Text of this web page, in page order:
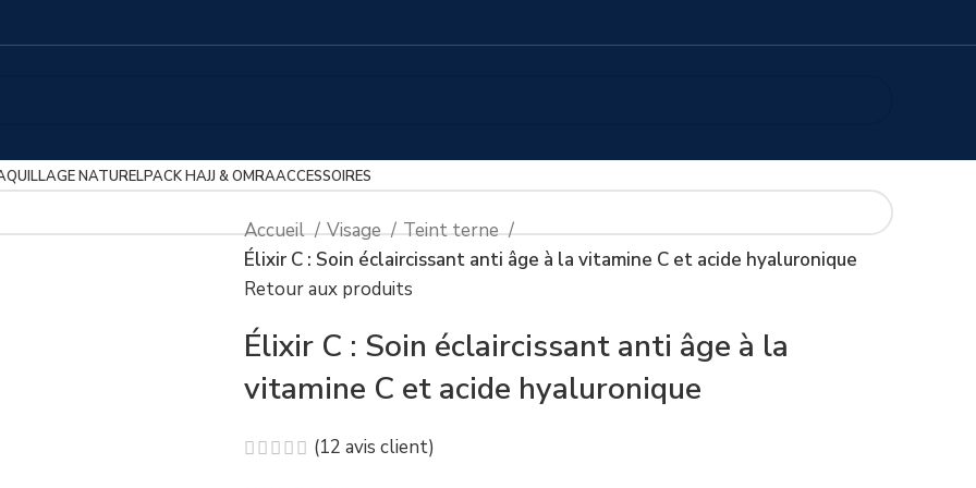
NATURELPACK HAJJ & OMRAACCESSOIRES
Accueil Visage
Teint terne
Élixir C : Soin éclaircissant anti âge à la vitamine C et acide hyaluronique
Retour aux produits
Élixir C : Soin éclaircissant anti âge à la
vitamine C et acide hyaluronique
(12 avis client)